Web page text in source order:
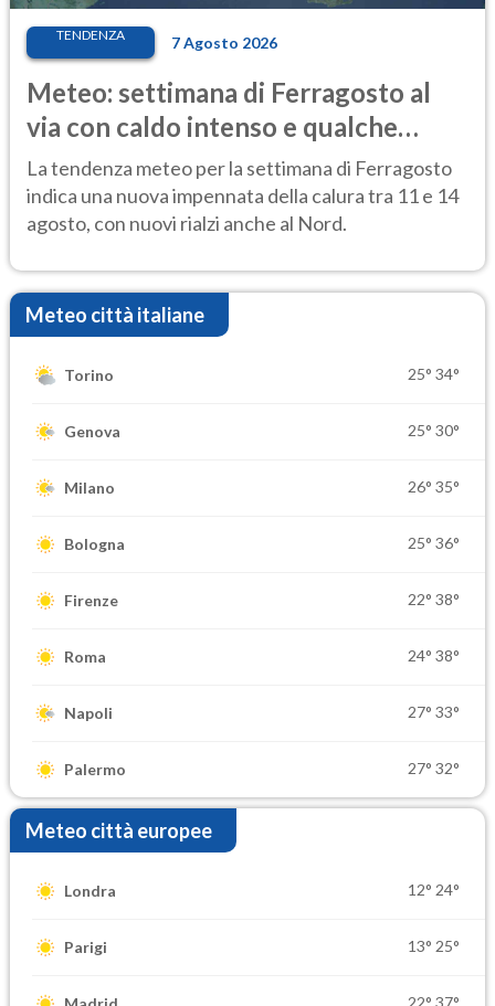
TENDENZA 7 Agosto 2026
Meteo: settimana di Ferragosto al
via con caldo intenso e qualche
temporale
La tendenza meteo per la settimana di Ferragosto
indica una nuova impennata della calura tra 11 e 14
agosto, con nuovi rialzi anche al Nord.
Meteo città italiane
Torino 25° 34°
Genova 25° 30°
Milano 26° 35°
Bologna 25° 36°
Firenze 22° 38°
Roma 24° 38°
Napoli 27° 33°
Palermo 27° 32°
Meteo città europee
Londra 12° 24°
Parigi 13° 25°